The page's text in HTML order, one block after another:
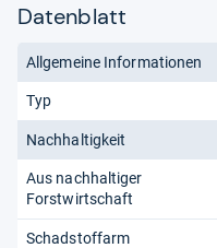
Datenblatt
Allgemeine Informationen
Typ
Nachhaltigkeit
Aus nachhaltiger
Forstwirtschaft
Schadstoffarm